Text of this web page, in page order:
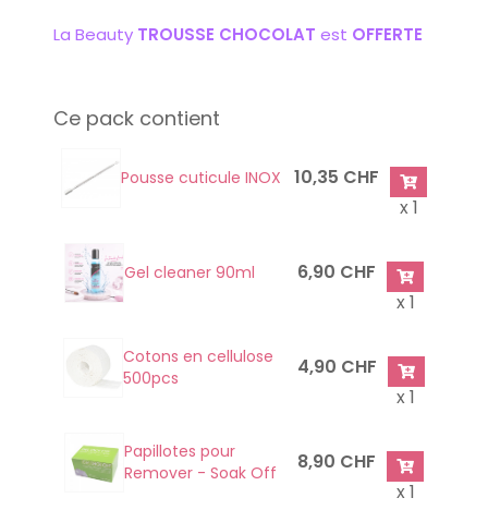
La Beauty TROUSSE CHOCOLAT est OFFERTE
Ce pack contient
Pousse cuticule INOX
10,35 CHF
x 1
Gel cleaner 90ml
6,90 CHF
x 1
Cotons en cellulose
500pcs
4,90 CHF
x 1
Papillotes pour
Remover - Soak Off
8,90 CHF
x 1